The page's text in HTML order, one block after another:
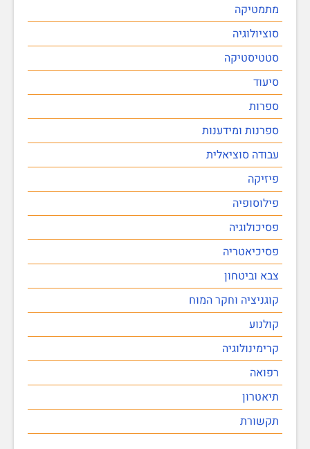
מתמטיקה
סוציולוגיה
סטטיסטיקה
סיעוד
ספרות
ספרנות ומידענות
עבודה סוציאלית
פיזיקה
פילוסופיה
פסיכולוגיה
פסיכיאטריה
צבא וביטחון
קוגניציה וחקר המוח
קולנוע
קרימינולוגיה
רפואה
תיאטרון
תקשורת